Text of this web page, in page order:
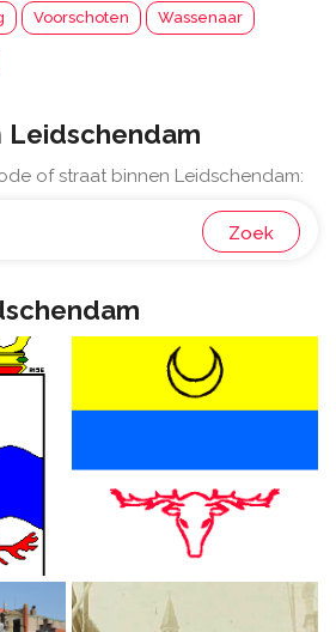
Voorschoten Wassenaar
Leidschendam
of straat binnen Leidschendam:
Zoek